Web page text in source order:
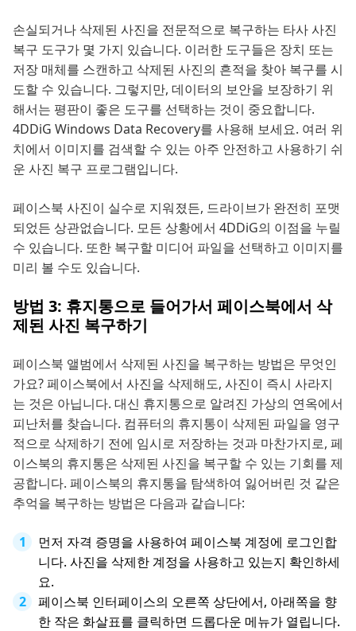
손실되거나 삭제된 사진을 전문적으로 복구하는 타사 사진
복구 도구가 몇 가지 있습니다. 이러한 도구들은 장치 또는
저장 매체를 스캔하고 삭제된 사진의 흔적을 찾아 복구를 시
도할 수 있습니다. 그렇지만, 데이터의 보안을 보장하기 위
해서는 평판이 좋은 도구를 선택하는 것이 중요합니다.
4DDiG Windows Data Recovery를 사용해 보세요. 여러 위
치에서 이미지를 검색할 수 있는 아주 안전하고 사용하기 쉬
운 사진 복구 프로그램입니다.
페이스북 사진이 실수로 지워졌든, 드라이브가 완전히 포맷
되었든 상관없습니다. 모든 상황에서 4DDiG의 이점을 누릴
수 있습니다. 또한 복구할 미디어 파일을 선택하고 이미지를
미리 볼 수도 있습니다.
방법 3: 휴지통으로 들어가서 페이스북에서 삭
제된 사진 복구하기
페이스북 앨범에서 삭제된 사진을 복구하는 방법은 무엇인
가요? 페이스북에서 사진을 삭제해도, 사진이 즉시 사라지
는 것은 아닙니다. 대신 휴지통으로 알려진 가상의 연옥에서
피난처를 찾습니다. 컴퓨터의 휴지통이 삭제된 파일을 영구
적으로 삭제하기 전에 임시로 저장하는 것과 마찬가지로, 페
이스북의 휴지통은 삭제된 사진을 복구할 수 있는 기회를 제
공합니다. 페이스북의 휴지통을 탐색하여 잃어버린 것 같은
추억을 복구하는 방법은 다음과 같습니다:
먼저 자격 증명을 사용하여 페이스북 계정에 로그인합
니다. 사진을 삭제한 계정을 사용하고 있는지 확인하세
요.
페이스북 인터페이스의 오른쪽 상단에서, 아래쪽을 향
한 작은 화살표를 클릭하면 드롭다운 메뉴가 열립니다.